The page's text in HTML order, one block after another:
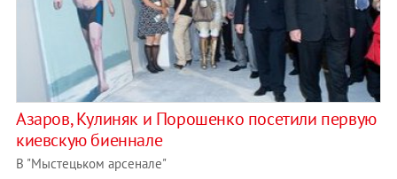
Азаров, Кулиняк и Порошенко посетили первую
киевскую биеннале
В "Мыстецьком арсенале"